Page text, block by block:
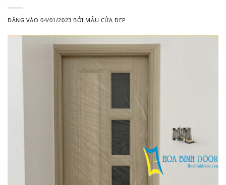
ĐĂNG VÀO04/01/2023 BỞI MẪU CỬA ĐẸP